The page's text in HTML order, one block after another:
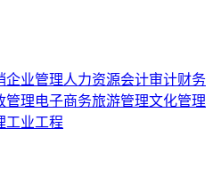
企业管理人力资源会计审计财务
管理电子商务旅游管理文化管理
工业工程